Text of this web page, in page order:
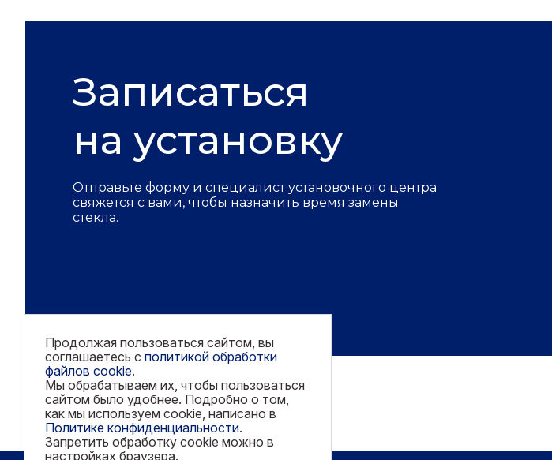
Записаться
на установку
Отправьте форму и специалист установочного центра
свяжется с вами, чтобы назначить время замены
стекла.
Продолжая пользоваться сайтом, вы
соглашаетесь с политикой обработки
файлов cookie.
Мы обрабатываем их, чтобы пользоваться
сайтом было удобнее. Подробно о том,
как мы используем cookie, написано в
Политике конфиденциальности.
Запретить обработку cookie можно в
настройках браузера.